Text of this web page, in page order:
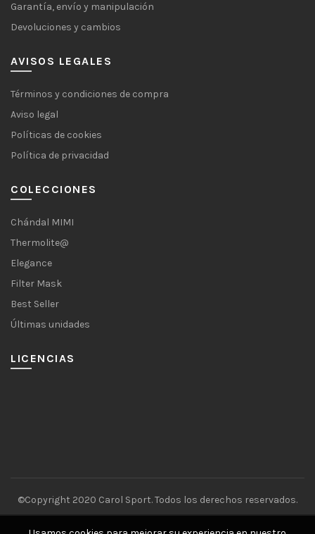
Garantía, envío y manipulación
Devoluciones y cambios
AVISOS LEGALES
Términos y condiciones de compra
Aviso legal
Políticas de cookies
Política de privacidad
COLECCIONES
Chándal MIMI
Thermolite@
Elegance
Filter Mask
Best Seller
Últimas unidades
LICENCIAS
©Copyright 2020 Carol Sport. Todos los derechos reservados.